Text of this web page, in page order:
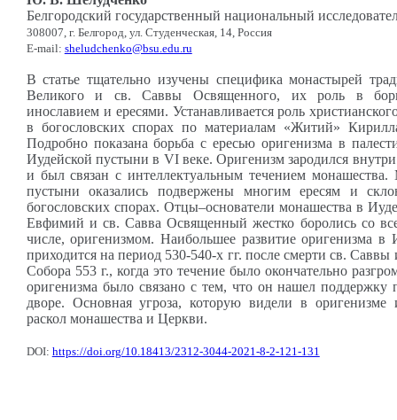
Белгородский государственный национальный
308007, г. Белгород, ул. Студенческая, 14, Россия
E-mail: sheludchenko@bsu.edu.ru
В статье тщательно изучены специфика монастырей
Великого и св. Саввы Освященного, их роль в
инославием и ересями. Устанавливается роль
в богословских спорах по материалам «Житий»
Подробно показана борьба с ересью оригенизма в
Иудейской пустыни в VI веке. Оригенизм зародился
и был связан с интеллектуальным течением
пустыни оказались подвержены многим ересям и
богословских спорах. Отцы–основатели монашества в
Евфимий и св. Савва Освященный жестко боролись со
числе, оригенизмом. Наибольшее развитие оригенизма в
приходится на период 530-540-х гг. после смерти св. Саввы
Собора 553 г., когда это течение было окончательно
оригенизма было связано с тем, что он нашел поддержку
дворе. Основная угроза, которую видели в оригенизме
раскол монашества и Церкви.
DOI: https://doi.org/10.18413/2312-3044-2021-8-2-121-131